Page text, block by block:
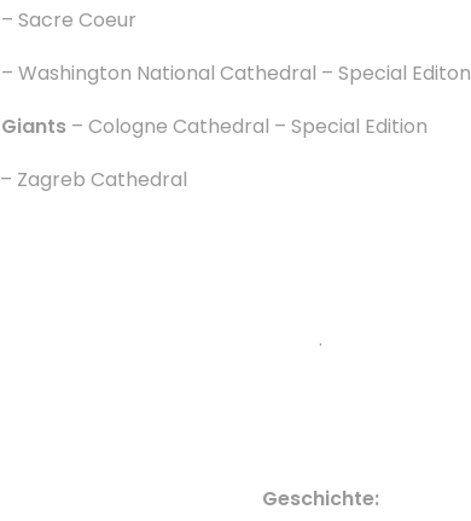
– Sacre Coeur
– Washington National Cathedral – Special Editon
Giants – Cologne Cathedral – Special Edition
– Zagreb Cathedral
.
Geschichte: